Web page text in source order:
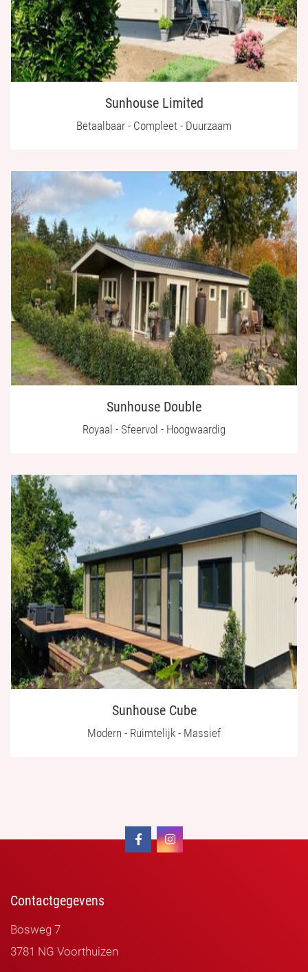
Sunhouse Limited
Betaalbaar - Compleet - Duurzaam
Sunhouse Double
Royaal - Sfeervol - Hoogwaardig
Sunhouse Cube
Modern - Ruimtelijk - Massief
Contactgegevens
Bosweg 7
3781 NG Voorthuizen